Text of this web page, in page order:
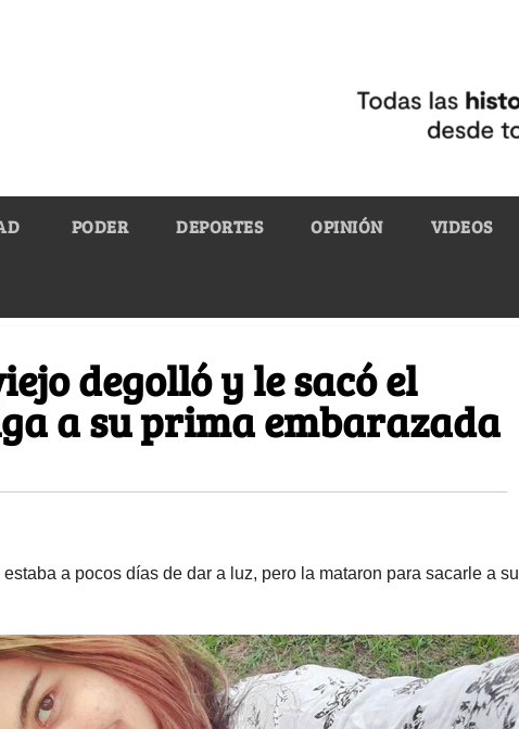
PODER DEPORTES OPINIÓN VIDEOS
degolló y le sacó el
a su prima embarazada
a pocos días de dar a luz, pero la mataron para sacarle a su